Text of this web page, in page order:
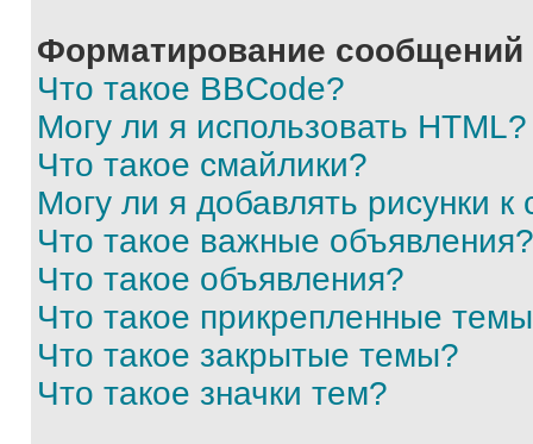
Форматирование
Что такое BBCode?
Могу ли я использовать HTML?
Что такое смайлики?
Могу ли я добавлять рисунки
Что такое важные объявления?
Что такое объявления?
Что такое прикрепленные
Что такое закрытые темы?
Что такое значки тем?